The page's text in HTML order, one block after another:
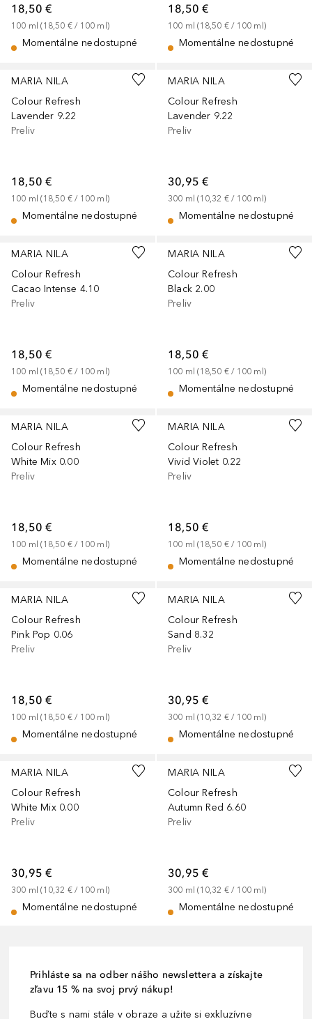
18,50 €
100 ml (18,50 € / 100 ml)
Momentálne nedostupné
18,50 €
100 ml (18,50 € / 100 ml)
Momentálne nedostupné
MARIA NILA
Colour Refresh
Lavender 9.22
Preliv
18,50 €
100 ml (18,50 € / 100 ml)
Momentálne nedostupné
MARIA NILA
Colour Refresh
Lavender 9.22
Preliv
30,95 €
300 ml (10,32 € / 100 ml)
Momentálne nedostupné
MARIA NILA
Colour Refresh
Cacao Intense 4.10
Preliv
18,50 €
100 ml (18,50 € / 100 ml)
Momentálne nedostupné
MARIA NILA
Colour Refresh
Black 2.00
Preliv
18,50 €
100 ml (18,50 € / 100 ml)
Momentálne nedostupné
MARIA NILA
Colour Refresh
White Mix 0.00
Preliv
18,50 €
100 ml (18,50 € / 100 ml)
Momentálne nedostupné
MARIA NILA
Colour Refresh
Vivid Violet 0.22
Preliv
18,50 €
100 ml (18,50 € / 100 ml)
Momentálne nedostupné
MARIA NILA
Colour Refresh
Pink Pop 0.06
Preliv
18,50 €
100 ml (18,50 € / 100 ml)
Momentálne nedostupné
MARIA NILA
Colour Refresh
Sand 8.32
Preliv
30,95 €
300 ml (10,32 € / 100 ml)
Momentálne nedostupné
MARIA NILA
Colour Refresh
White Mix 0.00
Preliv
30,95 €
300 ml (10,32 € / 100 ml)
Momentálne nedostupné
MARIA NILA
Colour Refresh
Autumn Red 6.60
Preliv
30,95 €
300 ml (10,32 € / 100 ml)
Momentálne nedostupné
Prihláste sa na odber nášho newslettera a získajte
zľavu 15 % na svoj prvý nákup!
Buďte s nami stále v obraze a užite si exkluzívne